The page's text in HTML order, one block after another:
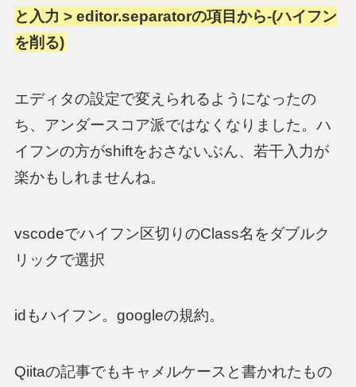
と入力 > editor.separatorの項目から-(ハイフン
を削る)
エディタの設定で変えられるようになったの
ち、アンダースコア派ではなくなりました。ハ
イフンの方がshiftをおさないぶん、若干入力が
楽かもしれませんね。
vscodeでハイフン区切りのClass名をダブルク
リックで選択
idもハイフン。googleの規約。
Qiitaの記事でもキャメルケースと書かれたもの